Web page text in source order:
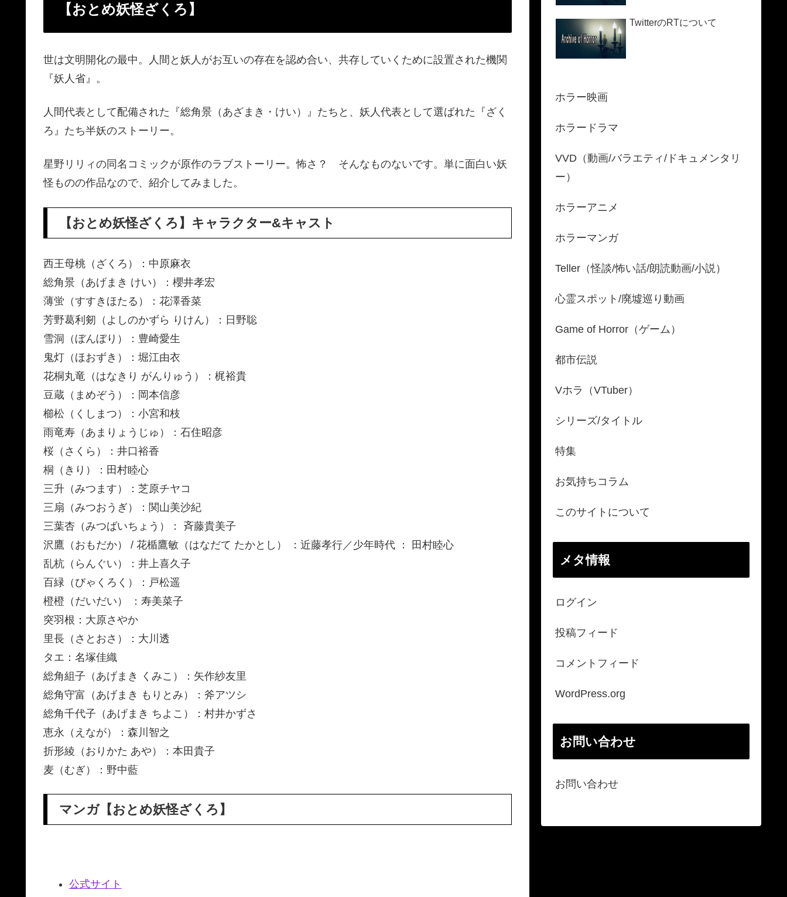
【おとめ妖怪ざくろ】
世は文明開化の最中。人間と妖人がお互いの存在を認め合い、共存していくために設置された機関
『妖人省』。
人間代表として配備された『総角景（あざまき・けい）』たちと、妖人代表として選ばれた『ざく
ろ』たち半妖のストーリー。
星野リリィの同名コミックが原作のラブストーリー。怖さ？ そんなものないです。単に面白い妖
怪ものの作品なので、紹介してみました。
【おとめ妖怪ざくろ】キャラクター&キャスト
西王母桃（ざくろ）：中原麻衣
総角景（あげまき けい）：櫻井孝宏
薄蛍（すすきほたる）：花澤香菜
芳野葛利剱（よしのかずら りけん）：日野聡
雪洞（ぼんぼり）：豊崎愛生
鬼灯（ほおずき）：堀江由衣
花桐丸竜（はなきり がんりゅう）：梶裕貴
豆蔵（まめぞう）：岡本信彦
櫛松（くしまつ）：小宮和枝
雨竜寿（あまりょうじゅ）：石住昭彦
桜（さくら）：井口裕香
桐（きり）：田村睦心
三升（みつます）：芝原チヤコ
三扇（みつおうぎ）：関山美沙紀
三葉杏（みつばいちょう）： 斉藤貴美子
沢鷹（おもだか） / 花楯鷹敏（はなだて たかとし） ：近藤孝行／少年時代 ： 田村睦心
乱杭（らんぐい）：井上喜久子
百緑（びゃくろく）：戸松遥
橙橙（だいだい） ：寿美菜子
突羽根：大原さやか
里長（さとおさ）：大川透
タエ：名塚佳織
総角組子（あげまき くみこ）：矢作紗友里
総角守富（あげまき もりとみ）：斧アツシ
総角千代子（あげまき ちよこ）：村井かずさ
恵永（えなが）：森川智之
折形綾（おりかた あや）：本田貴子
麦（むぎ）：野中藍
マンガ【おとめ妖怪ざくろ】
公式サイト
TwitterのRTについて
ホラー映画
ホラードラマ
VVD（動画/バラエティ/ドキュメンタリ
ー）
ホラーアニメ
ホラーマンガ
Teller（怪談/怖い話/朗読動画/小説）
心霊スポット/廃墟巡り動画
Game of Horror（ゲーム）
都市伝説
Vホラ（VTuber）
シリーズ/タイトル
特集
お気持ちコラム
このサイトについて
メタ情報
ログイン
投稿フィード
コメントフィード
WordPress.org
お問い合わせ
お問い合わせ